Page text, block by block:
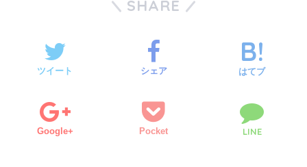
SHARE
ツイート シェア はてブ
Google+ Pocket LINE